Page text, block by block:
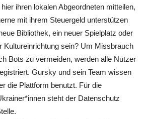
ihren lokalen Abgeordneten mitteilen,
mit ihrem Steuergeld unterstützen
Bibliothek, ein neuer Spielplatz oder
Kultureinrichtung sein? Um Missbrauch
Bots zu vermeiden, werden alle Nutzer
Gursky und sein Team wissen
die Plattform benutzt. Für die
steht der Datenschutz